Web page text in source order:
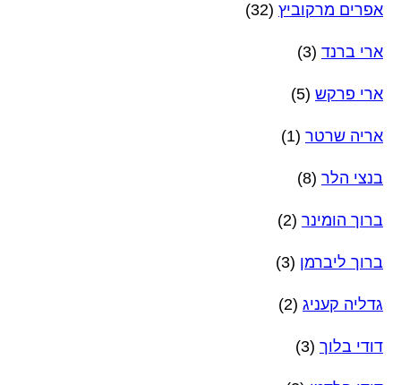
אפרים מרקוביץ (32)
ארי ברנד (3)
ארי פרקש (5)
אריה שרטר (1)
בנצי הלר (8)
ברוך הומינר (2)
ברוך ליברמן (3)
גדליה קעניג (2)
דודי בלוך (3)